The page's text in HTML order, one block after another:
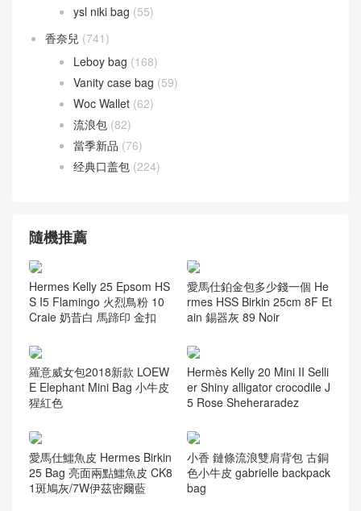
尼羅鱷魚 兩點 Nilo crocodile
灣鱷 倒 V Porosus
美洲鱷魚 方塊 Alligator
鴕鳥皮
愛馬仕 腰帶(40)
聖羅蘭(272)
ysl niki bag(55)
香奈兒(741)
Woc Wallet
當季新品(76)
经典口盖包(224)
隨機推薦
S I5 Flamingo 火烈鳥粉 10
Craie 奶昔白 馬蹄印 金扣
rmes HSS Birkin 25cm 8F Et
ain 錫器灰 89 Noir